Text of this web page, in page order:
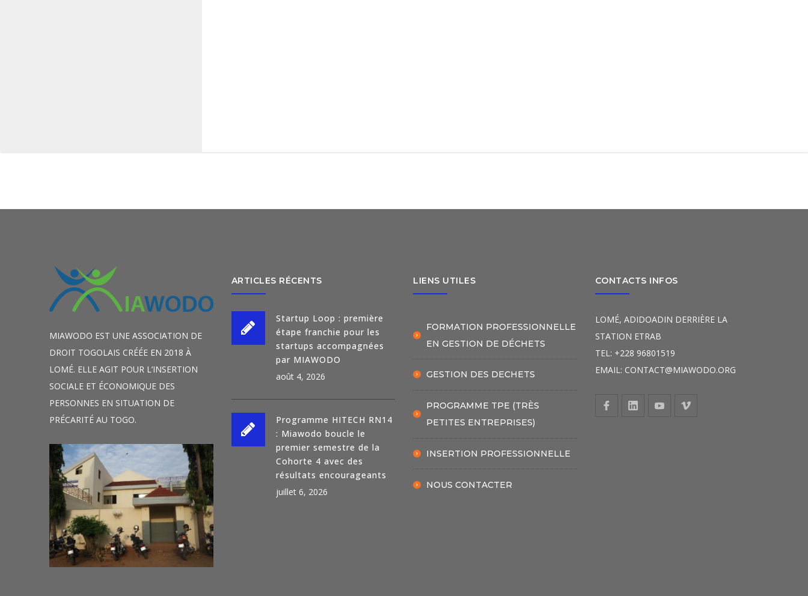
MIAWODO EST UNE ASSOCIATION DE
DROIT TOGOLAIS CRÉÉE EN 2018 À
LOMÉ. ELLE AGIT POUR L’INSERTION
SOCIALE ET ÉCONOMIQUE DES
PERSONNES EN SITUATION DE
PRÉCARITÉ AU TOGO.
ARTICLES RÉCENTS
Startup Loop : première
étape franchie pour les
startups accompagnées
par MIAWODO
août 4, 2026
Programme HITECH RN14
: Miawodo boucle le
premier semestre de la
Cohorte 4 avec des
résultats encourageants
juillet 6, 2026
LIENS UTILES
FORMATION PROFESSIONNELLE
EN GESTION DE DÉCHETS
GESTION DES DECHETS
PROGRAMME TPE (TRÈS
PETITES ENTREPRISES)
INSERTION PROFESSIONNELLE
NOUS CONTACTER
CONTACTS INFOS
LOMÉ, ADIDOADIN DERRIÈRE LA
STATION ETRAB
TEL: +228 96801519
EMAIL: CONTACT@MIAWODO.ORG